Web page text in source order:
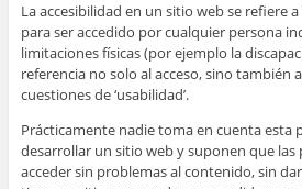
La accesibilidad en un sitio web se refiere
para ser accedido por cualquier persona
limitaciones físicas (por ejemplo la
referencia no solo al acceso, sino también
cuestiones de ‘usabilidad’.
Prácticamente nadie toma en cuenta esta
desarrollar un sitio web y suponen que
acceder sin problemas al contenido, sin